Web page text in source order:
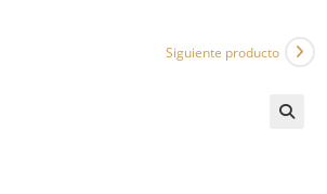
Siguiente producto